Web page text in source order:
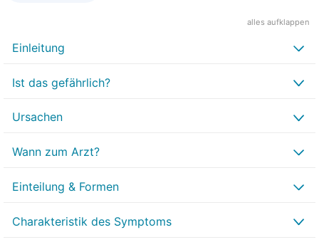
alles aufklappen
Einleitung
Ist das gefährlich?
Ursachen
Wann zum Arzt?
Einteilung & Formen
Charakteristik des Symptoms